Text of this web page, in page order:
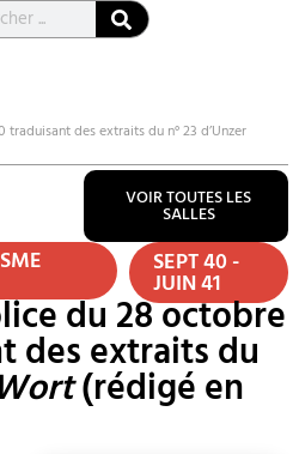
des extraits du n° 23 d’Unzer
VOIR TOUTES LES
SALLES
SEPT 40 -
JUIN 41
du 28 octobre
des extraits du
(rédigé en